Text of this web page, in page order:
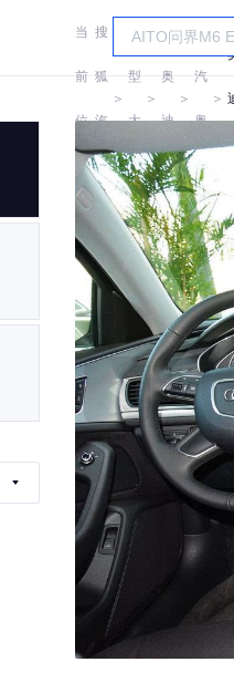
当
前
位
置:
搜
狐
汽
车
＞
车
型
大
全
＞
奥
迪
＞
一
汽
奥
迪
＞